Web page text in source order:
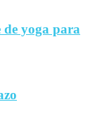
de yoga para